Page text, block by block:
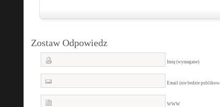
Zostaw Odpowiedz
Imię (wymagane)
Email (nie bedzie
WWW